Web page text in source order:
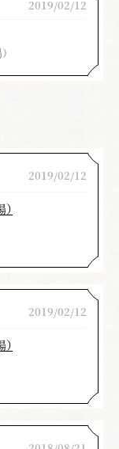
2019/02/12
2019/02/12
2019/02/12